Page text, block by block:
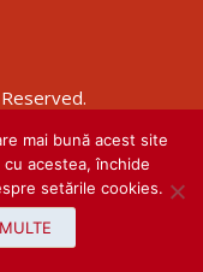
mai bună acest site
acestea, închide
setările cookies.